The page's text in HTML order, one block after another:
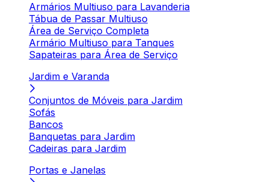
Armários Multiuso para Lavanderia
Tábua de Passar Multiuso
Área de Serviço Completa
Armário Multiuso para Tanques
Sapateiras para Área de Serviço
Jardim e Varanda
Conjuntos de Móveis para Jardim
Sofás
Bancos
Banquetas para Jardim
Cadeiras para Jardim
Portas e Janelas